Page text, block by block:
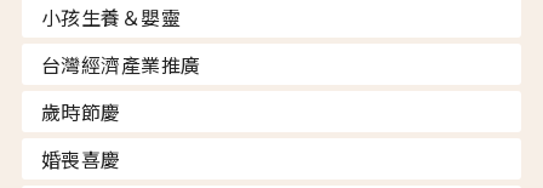
小孩生養＆嬰靈
台灣經濟產業推廣
歲時節慶
婚喪喜慶